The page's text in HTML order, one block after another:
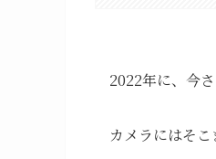
2022年に、今
カメラにはそ